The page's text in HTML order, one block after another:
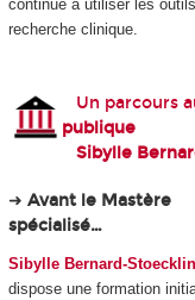
continue à utiliser les
recherche clinique.
Un parcours
publique
Sibylle
➜ Avant le Mastère
spécialisé…
Sibylle Bernard-Stoecklin
dispose une formation